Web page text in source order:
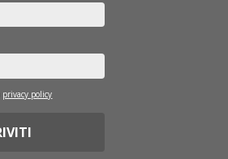
privacy policy